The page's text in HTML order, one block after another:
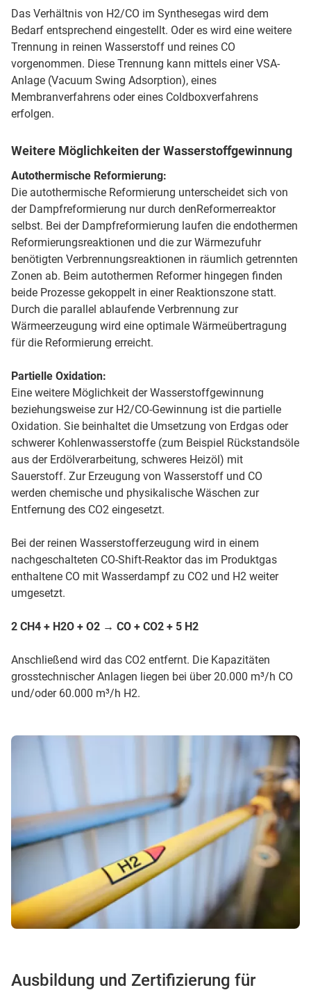
Das Verhältnis von H2/CO im Synthesegas wird dem
Bedarf entsprechend eingestellt. Oder es wird eine weitere
Trennung in reinen Wasserstoff und reines CO
vorgenommen. Diese Trennung kann mittels einer VSA-
Anlage (Vacuum Swing Adsorption), eines
Membranverfahrens oder eines Coldboxverfahrens
erfolgen.
Weitere Möglichkeiten der Wasserstoffgewinnung
Autothermische Reformierung:
Die autothermische Reformierung unterscheidet sich von
der Dampfreformierung nur durch denReformerreaktor
selbst. Bei der Dampfreformierung laufen die endothermen
Reformierungsreaktionen und die zur Wärmezufuhr
benötigten Verbrennungsreaktionen in räumlich getrennten
Zonen ab. Beim autothermen Reformer hingegen finden
beide Prozesse gekoppelt in einer Reaktionszone statt.
Durch die parallel ablaufende Verbrennung zur
Wärmeerzeugung wird eine optimale Wärmeübertragung
für die Reformierung erreicht.
Partielle Oxidation:
Eine weitere Möglichkeit der Wasserstoffgewinnung
beziehungsweise zur H2/CO-Gewinnung ist die partielle
Oxidation. Sie beinhaltet die Umsetzung von Erdgas oder
schwerer Kohlenwasserstoffe (zum Beispiel Rückstandsöle
aus der Erdölverarbeitung, schweres Heizöl) mit
Sauerstoff. Zur Erzeugung von Wasserstoff und CO
werden chemische und physikalische Wäschen zur
Entfernung des CO2 eingesetzt.
Bei der reinen Wasserstofferzeugung wird in einem
nachgeschalteten CO-Shift-Reaktor das im Produktgas
enthaltene CO mit Wasserdampf zu CO2 und H2 weiter
umgesetzt.
2 CH4 + H2O + O2 → CO + CO2 + 5 H2
Anschließend wird das CO2 entfernt. Die Kapazitäten
grosstechnischer Anlagen liegen bei über 20.000 m³/h CO
und/oder 60.000 m³/h H2.
Ausbildung und Zertifizierung für